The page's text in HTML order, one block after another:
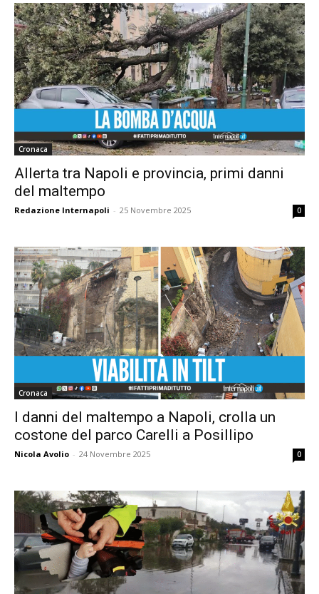
Cronaca
Allerta tra Napoli e provincia, primi danni
del maltempo
Redazione Internapoli - 25 Novembre 2025 0
Cronaca
I danni del maltempo a Napoli, crolla un
costone del parco Carelli a Posillipo
Nicola Avolio - 24 Novembre 2025 0